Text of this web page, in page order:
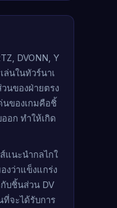
DVONN, Y
ล่นในทัวร์นาเ
นของฝ่ายตรง
ของเกมคือชิ้
อก ทำให้เกิด
แนะนำกลไกใ
งว่าแข็งแกร่ง
บชิ้นส่วน DV
ที่จะได้รับการ